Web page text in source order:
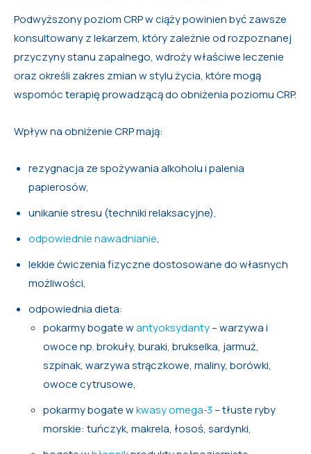
Podwyższony poziom CRP w ciąży powinien być zawsze
konsultowany z lekarzem, który zależnie od rozpoznanej
przyczyny stanu zapalnego, wdroży właściwe leczenie
oraz określi zakres zmian w stylu życia, które mogą
wspomóc terapię prowadzącą do obniżenia poziomu CRP.
Wpływ na obniżenie CRP mają:
rezygnacja ze spożywania alkoholu i palenia
papierosów,
unikanie stresu (techniki relaksacyjne),
odpowiednie nawadnianie,
lekkie ćwiczenia fizyczne dostosowane do własnych
możliwości,
odpowiednia dieta:
pokarmy bogate wantyoksydanty– warzywa i
owoce np. brokuły, buraki, brukselka, jarmuż,
szpinak, warzywa strączkowe, maliny, borówki,
owoce cytrusowe,
pokarmy bogate wkwasy omega-3 – tłuste ryby
morskie: tuńczyk, makrela, łosoś, sardynki,